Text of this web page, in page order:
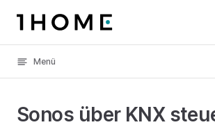
Skip to content
Menü
Sonos über KNX